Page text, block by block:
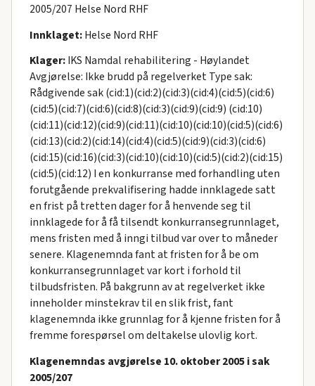
2005/207 Helse Nord RHF
Innklaget:Helse Nord RHF
Klager:IKS Namdal rehabilitering - Høylandet
Avgjørelse: Ikke brudd på regelverket Type sak:
Rådgivende sak (cid:1)(cid:2)(cid:3)(cid:4)(cid:5)(cid:6)
(cid:5)(cid:7)(cid:6)(cid:8)(cid:3)(cid:9)(cid:9) (cid:10)
(cid:11)(cid:12)(cid:9)(cid:11)(cid:10)(cid:10)(cid:5)(cid:6)
(cid:13)(cid:2)(cid:14)(cid:4)(cid:5)(cid:9)(cid:3)(cid:6)
(cid:15)(cid:16)(cid:3)(cid:10)(cid:10)(cid:5)(cid:2)(cid:15)
(cid:5)(cid:12) I en konkurranse med forhandling uten
forutgående prekvalifisering hadde innklagede satt
en frist på tretten dager for å henvende seg til
innklagede for å få tilsendt konkurransegrunnlaget,
mens fristen med å inngi tilbud var over to måneder
senere. Klagenemnda fant at fristen for å be om
konkurransegrunnlaget var kort i forhold til
tilbudsfristen. På bakgrunn av at regelverket ikke
inneholder minstekrav til en slik frist, fant
klagenemnda ikke grunnlag for å kjenne fristen for å
fremme forespørsel om deltakelse ulovlig kort.
Klagenemndas avgjørelse 10. oktober 2005 i sak
2005/207